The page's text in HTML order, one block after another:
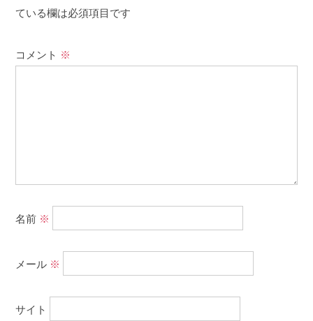
ている欄は必須項目です
コメント ※
名前 ※
メール ※
サイト